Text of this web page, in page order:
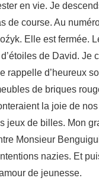
en vie. Je
de course. Au
Elle est fermée.
de David. Je
rappelle d’heureux
de briques
la joie de
jeux de billes. Mon
Monsieur
nazies. Et
de jeunesse.